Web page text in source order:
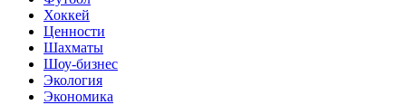
Хоккей
Ценности
Шахматы
Шоу-бизнес
Экология
Экономика